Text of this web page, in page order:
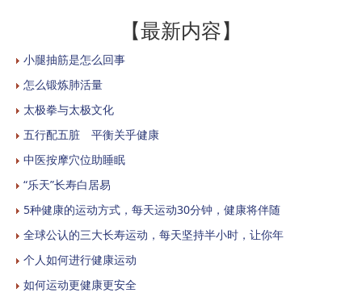
【最新内容】
小腿抽筋是怎么回事
怎么锻炼肺活量
太极拳与太极文化
五行配五脏 平衡关乎健康
中医按摩穴位助睡眠
“乐天”长寿白居易
5种健康的运动方式，每天运动30分钟，健康将伴随
全球公认的三大长寿运动，每天坚持半小时，让你年
个人如何进行健康运动
如何运动更健康更安全